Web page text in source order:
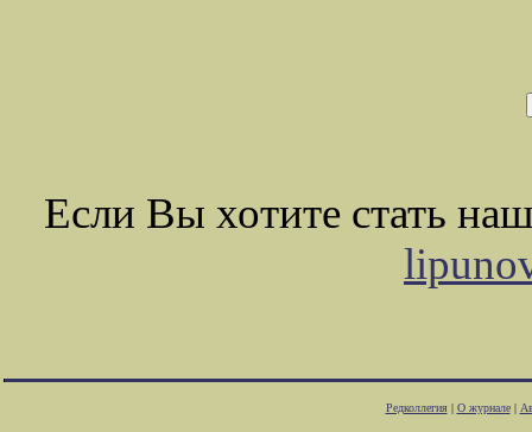
Если Вы хотите стать
Редколлегия| О журнале|